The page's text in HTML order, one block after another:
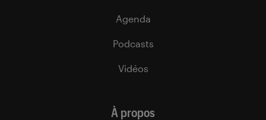
Agenda
Podcasts
Vidéos
À propos